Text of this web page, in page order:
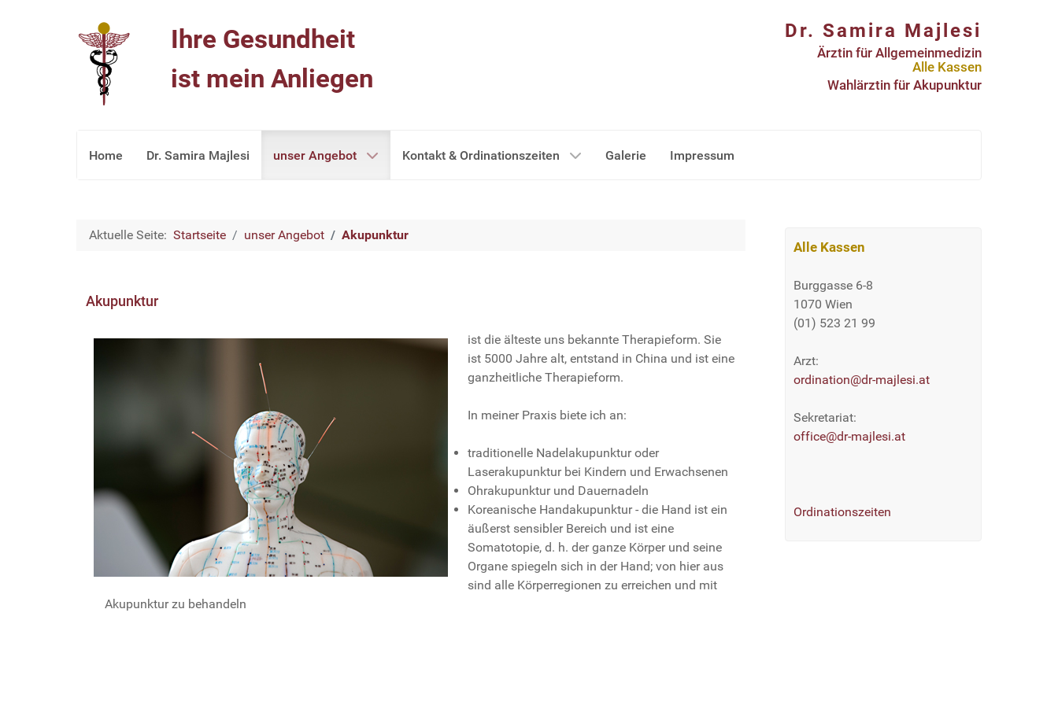
Ihre Gesundheit
ist mein Anliegen
Dr. Samira Majlesi
Ärztin für Allgemeinmedizin
Alle Kassen
Wahlärztin für Akupunktur
Home Dr. Samira Majlesi unser Angebot Kontakt & Ordinationszeiten Galerie Impressum
Aktuelle Seite: Startseite unser Angebot Akupunktur
Akupunktur
ist die älteste uns bekannte Therapieform. Sie
ist 5000 Jahre alt, entstand in China und ist eine
ganzheitliche Therapieform.
In meiner Praxis biete ich an:
traditionelle Nadelakupunktur oder
Laserakupunktur bei Kindern und Erwachsenen
Ohrakupunktur und Dauernadeln
Koreanische Handakupunktur - die Hand ist ein
äußerst sensibler Bereich und ist eine
Somatotopie, d. h. der ganze Körper und seine
Organe spiegeln sich in der Hand; von hier aus
sind alle Körperregionen zu erreichen und mit
Akupunktur zu behandeln
Alle Kassen
Burggasse 6-8
1070 Wien
(01) 523 21 99
Arzt:
ordination@dr-majlesi.at
Sekretariat:
office@dr-majlesi.at
Ordinationszeiten